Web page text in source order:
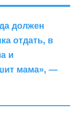
должен
отдать, в
и
мама», —